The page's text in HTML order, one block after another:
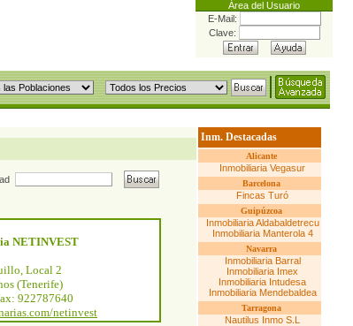
Área del Usuario
E-Mail:
Clave:
NETINVEST
Local 2
(Tenerife)
922787640
netinvest
Inm. Destacadas
Alicante
Inmobiliaria Vegasur
Barcelona
Fincas Turó
Guipúzcoa
Inmobiliaria Aldabaldetrecu
Inmobiliaria Manterola 4
Navarra
Inmobiliaria Barral
Inmobiliaria Imex
Inmobiliaria Intudesa
Inmobiliaria Mendebaldea
Tarragona
Nautilus Inmo S.L